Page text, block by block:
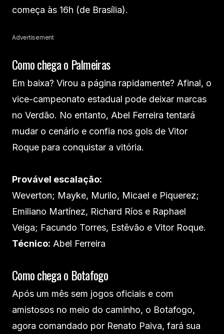
começa às 16h (de Brasília).
Advertisement
Como chega o Palmeiras
Em baixa? Virou a página rapidamente? Afinal, o
vice-campeonato estadual pode deixar marcas
no Verdão. No entanto, Abel Ferreira tentará
mudar o cenário e confia nos gols de Vitor
Roque para conquistar a vitória.
Provável escalação:
Weverton; Mayke, Murilo, Micael e Piquerez;
Emiliano Martínez, Richard Ríos e Raphael
Veiga; Facundo Torres, Estêvão e Vitor Roque.
Técnico: Abel Ferreira
Como chega o Botafogo
Após um mês sem jogos oficiais e com
amistosos no meio do caminho, o Botafogo,
agora comandado por Renato Paiva, fará sua